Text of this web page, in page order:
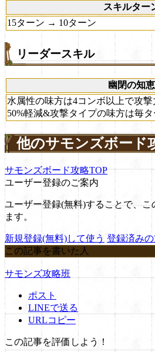
スキルター
15ターン → 10ターン
リーダースキル
幽閉の知恵
水属性の味方は4コンボ以上で攻
50%軽減&攻撃タイプの味方は毎タ
他のサモンズボード
サモンズボード攻略TOP
ユーザー登録のご案内
ユーザー登録(無料)することで、
ます。
新規登録(無料)して使う 登録済み
この記事を書いた人
サモンズ攻略班
ポスト
LINEで送る
URLコピー
この記事を評価しよう！